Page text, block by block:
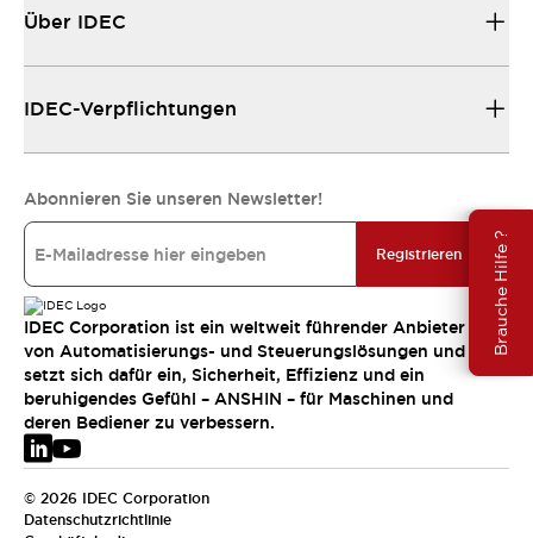
Brauche Hilfe ?
Über IDEC
IDEC-Verpflichtungen
Abonnieren Sie unseren Newsletter!
Registrieren
IDEC Corporation ist ein weltweit führender Anbieter
von Automatisierungs- und Steuerungslösungen und
setzt sich dafür ein, Sicherheit, Effizienz und ein
beruhigendes Gefühl – ANSHIN – für Maschinen und
deren Bediener zu verbessern.
© 2026 IDEC Corporation
Datenschutzrichtlinie